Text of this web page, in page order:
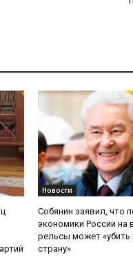
Новости
Собянин заявил, что
экономики России на
рельсы может
страну»